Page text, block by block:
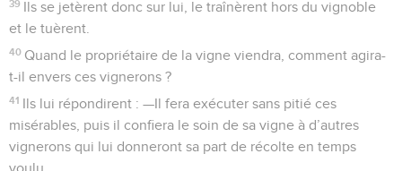
39 Ils se jetèrent donc sur lui, le traînèrent hors du vignoble
et le tuèrent.
40 Quand le propriétaire de la vigne viendra, comment agira-
t-il envers ces vignerons ?
41 Ils lui répondirent : —Il fera exécuter sans pitié ces
misérables, puis il confiera le soin de sa vigne à d’autres
vignerons qui lui donneront sa part de récolte en temps
voulu.